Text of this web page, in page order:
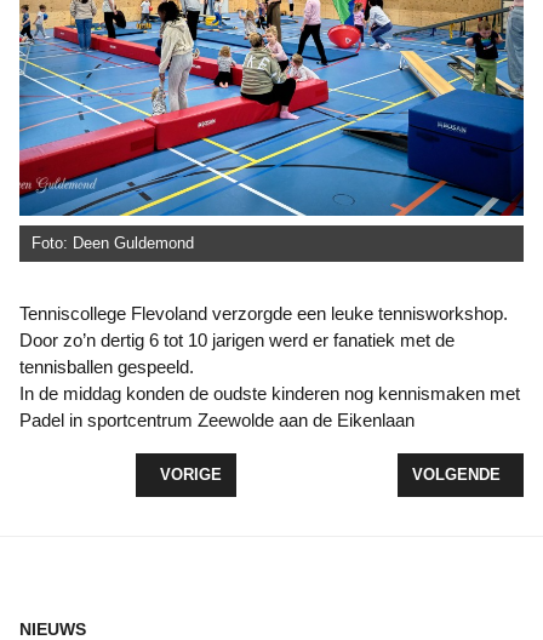
Foto: Deen Guldemond
Tenniscollege Flevoland verzorgde een leuke tennisworkshop.
Door zo’n dertig 6 tot 10 jarigen werd er fanatiek met de
tennisballen gespeeld.
In de middag konden de oudste kinderen nog kennismaken met
Padel in sportcentrum Zeewolde aan de Eikenlaan
VORIG ARTIKEL: STERKE ZAALSTART VOOR KV
VORIGE VOLGENDE
VOLGENDE
NIEUWS